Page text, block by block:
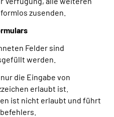
zusenden.
Felder sind
werden.
die Eingabe von
erlaubt ist.
ist nicht erlaubt und führt